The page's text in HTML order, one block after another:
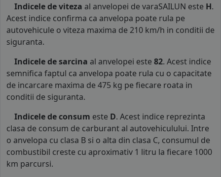
Indicele de viteza al anvelopei de varaSAILUN este H.
Acest indice confirma ca anvelopa poate rula pe
autovehicule o viteza maxima de 210 km/h in conditii de
siguranta.
Indicele de sarcina al anvelopei este 82. Acest indice
semnifica faptul ca anvelopa poate rula cu o capacitate
de incarcare maxima de 475 kg pe fiecare roata in
conditii de siguranta.
Indicele de consum este D. Acest indice reprezinta
clasa de consum de carburant al autovehiculului. Intre
o anvelopa cu clasa B si o alta din clasa C, consumul de
combustibil creste cu aproximativ 1 litru la fiecare 1000
km parcursi.